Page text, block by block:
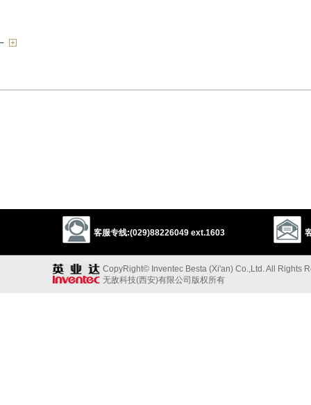
客服专线:(029)88226049 ext.1603
CopyRight© Inventec Besta (Xi'an) Co.,Ltd. All Rights
无敌科技(西安)有限公司版权所有